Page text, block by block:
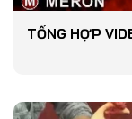
TỔNG HỢP